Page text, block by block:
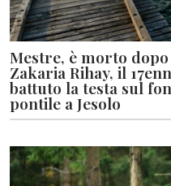
Mestre, è morto
Zakaria Rihay, il
battuto la testa sul
pontile a Jesolo